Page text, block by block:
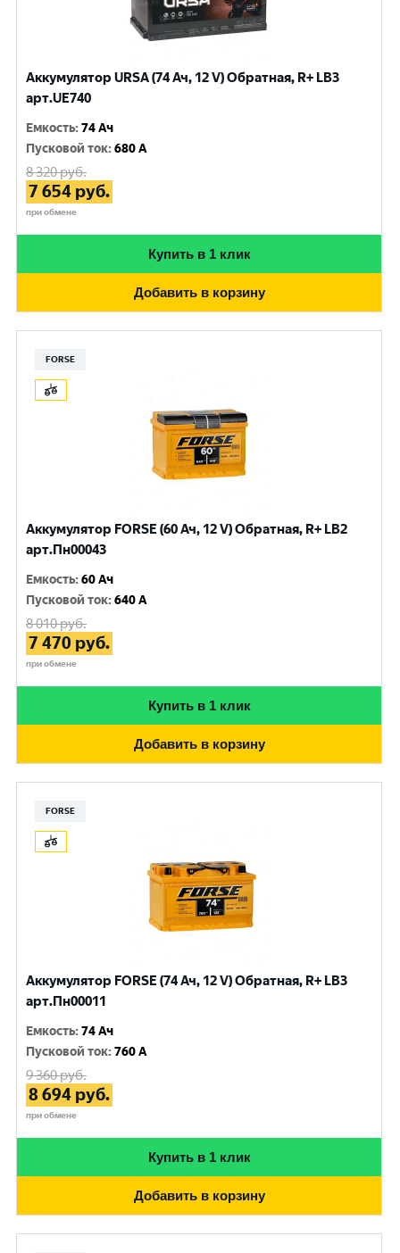
Аккумулятор URSA (74 Ач, 12 V) Обратная, R+ LB3
арт.UE740
Емкость:74 Ач
Пусковой ток:680 A
8 320руб.
7 654 руб.
при обмене
Купить в 1 клик
Добавить в корзину
FORSE
Аккумулятор FORSE (60 Ач, 12 V) Обратная, R+ LB2
арт.Пн00043
Емкость:60 Ач
Пусковой ток:640 A
8 010руб.
7 470 руб.
при обмене
Купить в 1 клик
Добавить в корзину
FORSE
Аккумулятор FORSE (74 Ач, 12 V) Обратная, R+ LB3
арт.Пн00011
Емкость:74 Ач
Пусковой ток:760 A
9 360руб.
8 694 руб.
при обмене
Купить в 1 клик
Добавить в корзину